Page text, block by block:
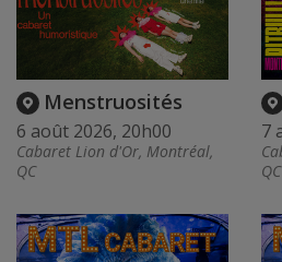
Menstruosités
6 août 2026, 20h00
Cabaret Lion d'Or, Montréal,
QC
7
QC